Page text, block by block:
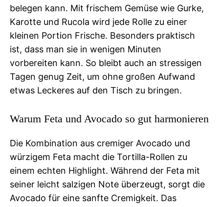
belegen kann. Mit frischem Gemüse wie Gurke,
Karotte und Rucola wird jede Rolle zu einer
kleinen Portion Frische. Besonders praktisch
ist, dass man sie in wenigen Minuten
vorbereiten kann. So bleibt auch an stressigen
Tagen genug Zeit, um ohne großen Aufwand
etwas Leckeres auf den Tisch zu bringen.
Warum Feta und Avocado so gut harmonieren
Die Kombination aus cremiger Avocado und
würzigem Feta macht die Tortilla-Rollen zu
einem echten Highlight. Während der Feta mit
seiner leicht salzigen Note überzeugt, sorgt die
Avocado für eine sanfte Cremigkeit. Das